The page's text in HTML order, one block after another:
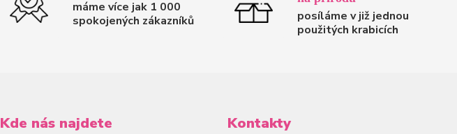
máme více jak 1 000
spokojených zákazníků
posíláme v již jednou
použitých krabicích
Kde nás najdete Kontakty